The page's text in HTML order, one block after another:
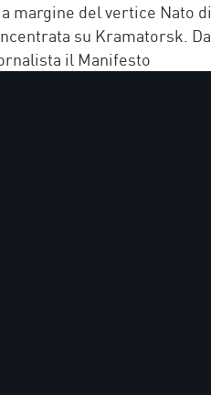
margine del vertice Nato di
su Kramatorsk.
il Manifesto